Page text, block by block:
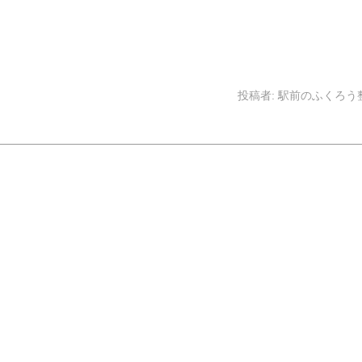
投稿者: 駅前のふくろう